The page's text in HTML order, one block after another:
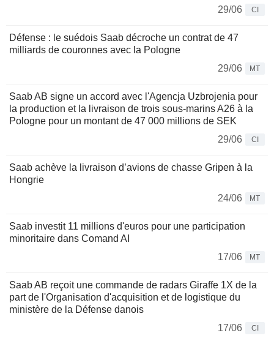
29/06
CI
Défense : le suédois Saab décroche un contrat de 47
milliards de couronnes avec la Pologne
29/06
MT
Saab AB signe un accord avec l'Agencja Uzbrojenia pour
la production et la livraison de trois sous-marins A26 à la
Pologne pour un montant de 47 000 millions de SEK
29/06
CI
Saab achève la livraison d’avions de chasse Gripen à la
Hongrie
24/06
MT
Saab investit 11 millions d'euros pour une participation
minoritaire dans Comand AI
17/06
MT
Saab AB reçoit une commande de radars Giraffe 1X de la
part de l'Organisation d'acquisition et de logistique du
ministère de la Défense danois
17/06
CI